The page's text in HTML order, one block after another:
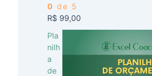
0 de 5
R$99,00
Pla
nilh
a
de